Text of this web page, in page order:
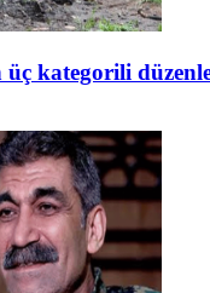
kategorili